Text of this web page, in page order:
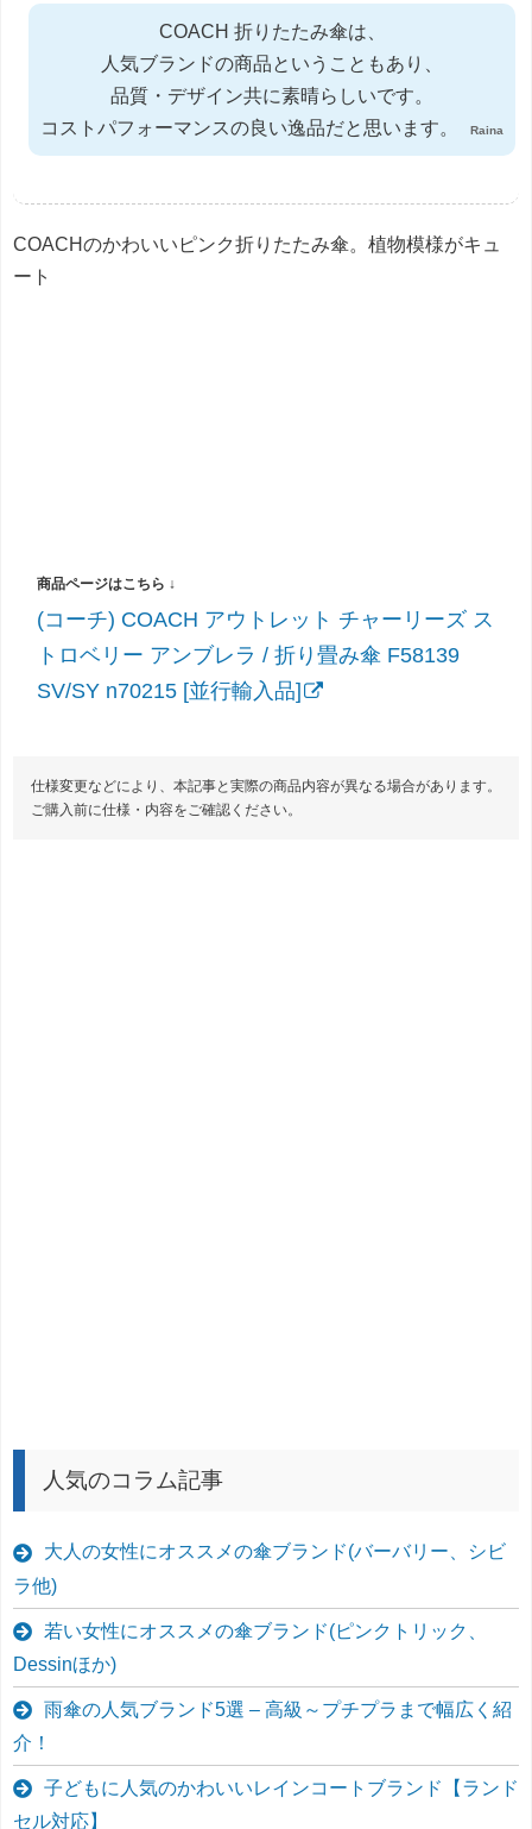
COACH 折りたたみ傘は、
人気ブランドの商品ということもあり、
品質・デザイン共に素晴らしいです。
コストパフォーマンスの良い逸品だと思います。
Raina
COACHのかわいいピンク折りたたみ傘。植物模様がキュ
ート
(コーチ) COACH アウトレット チャーリーズ ス
トロベリー アンブレラ / 折り畳み傘 F58139
SV/SY n70215 [並行輸入品]
仕様変更などにより、本記事と実際の商品内容が異なる場合があります。
ご購入前に仕様・内容をご確認ください。
人気のコラム記事
大人の女性にオススメの傘ブランド(バーバリー、シビ
ラ他)
若い女性にオススメの傘ブランド(ピンクトリック、
Dessinほか)
雨傘の人気ブランド5選 – 高級～プチプラまで幅広く紹
介！
子どもに人気のかわいいレインコートブランド【ランド
セル対応】